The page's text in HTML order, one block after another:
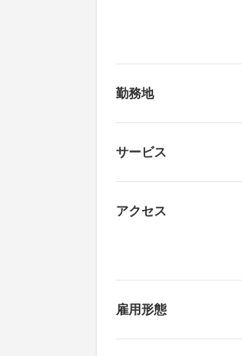
勤務地
サービス
アクセス
雇用形態